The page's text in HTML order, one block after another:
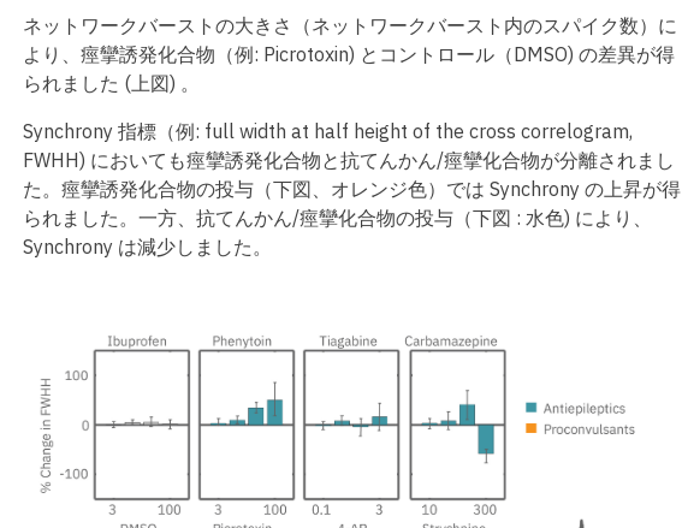
ネットワークバーストの大きさ（ネットワークバースト内のスパイク数）に
より、痙攣誘発化合物（例: Picrotoxin) とコントロール（DMSO) の差異が得
られました (上図) 。
Synchrony 指標（例: full width at half height of the cross correlogram,
FWHH) においても痙攣誘発化合物と抗てんかん/痙攣化合物が分離されまし
た。痙攣誘発化合物の投与（下図、オレンジ色）では Synchrony の上昇が得
られました。一方、抗てんかん/痙攣化合物の投与（下図 : 水色) により、
Synchrony は減少しました。